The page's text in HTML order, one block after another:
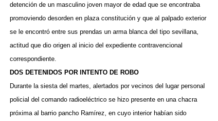
detención de un masculino joven mayor de edad que se encontraba
promoviendo desorden en plaza constitución y que al palpado exterior
se le encontró entre sus prendas un arma blanca del tipo sevillana,
actitud que dio origen al inicio del expediente contravencional
correspondiente.
DOS DETENIDOS POR INTENTO DE ROBO
Durante la siesta del martes, alertados por vecinos del lugar personal
policial del comando radioeléctrico se hizo presente en una chacra
próxima al barrio pancho Ramírez, en cuyo interior habían sido